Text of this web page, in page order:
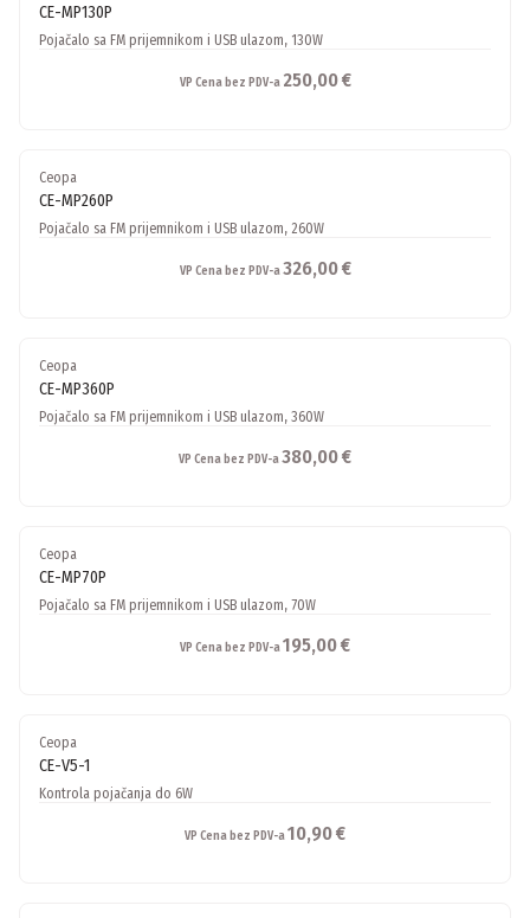
CE-MP130P
Pojačalo sa FM prijemnikom i USB ulazom, 130W
VP Cena bez PDV-a 250,00 €
Ceopa
CE-MP260P
Pojačalo sa FM prijemnikom i USB ulazom, 260W
VP Cena bez PDV-a 326,00 €
Ceopa
CE-MP360P
Pojačalo sa FM prijemnikom i USB ulazom, 360W
VP Cena bez PDV-a380,00 €
Ceopa
CE-MP70P
Pojačalo sa FM prijemnikom i USB ulazom, 70W
VP Cena bez PDV-a195,00 €
Ceopa
CE-V5-1
Kontrola pojačanja do 6W
VP Cena bez PDV-a10,90 €